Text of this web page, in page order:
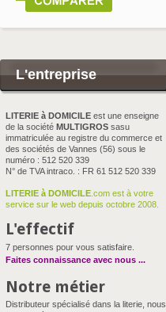
L'entreprise
LITERIE à DOMICILE est une enseigne
de la société MULTIGROS sasu
immatriculée au registre du commerce et
des sociétés de Vannes (56) sous le
numéro : 512 520 339
N° de TVA intraco. : FR 61 512 520 339
LITERIE à DOMICILE .com est à votre
service sur le web depuis octobre 2008.
L'effectif
7 personnes pour vous satisfaire.
Faites connaissance avec nous ...
Notre métier
Distributeur spécialisé dans la literie, nous